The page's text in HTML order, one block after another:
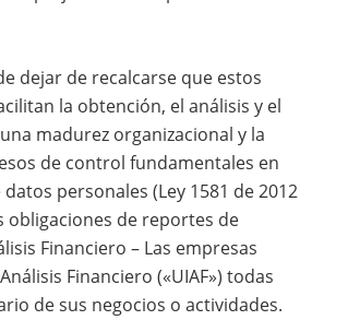
dejar de recalcarse que estos
la obtención, el análisis y el
madurez organizacional y la
de control fundamentales en
personales (Ley 1581 de 2012
obligaciones de reportes de
Financiero – Las empresas
Financiero («UIAF») todas
de sus negocios o actividades.